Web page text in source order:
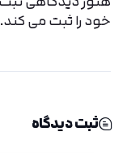
خود را ثبت می کند.
ثبت دیدگاه